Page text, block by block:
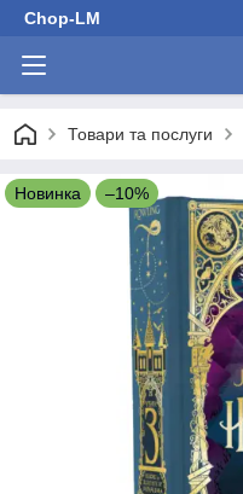
Chop-LM
Товари та послуги
Новинка –10%